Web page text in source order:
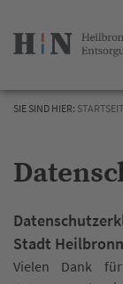
SIE SIND HIER:
Stadt Heilbronn
Vielen Dank